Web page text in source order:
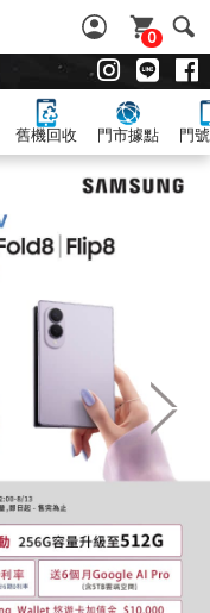
0
舊機回收 門市據點 門